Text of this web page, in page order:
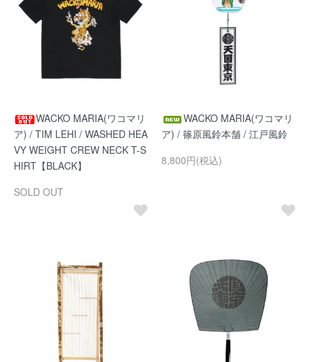
WACKO MARIA(ワコマリ
ア) / TIM LEHI / WASHED HEA
VY WEIGHT CREW NECK T-S
HIRT【BLACK】
SOLD OUT
WACKO MARIA(ワコマリ
ア) / 篠原風鈴本舗 / 江戸風鈴
8,800円(税込)